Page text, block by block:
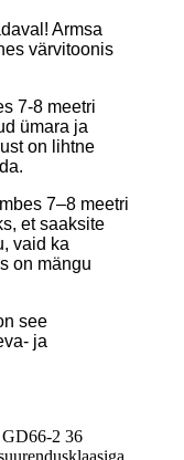
Armsa
värvitoonis
7-8 meetri
ümara ja
on lihtne
7–8 meetri
et saaksite
vaid ka
on mängu
see
ja